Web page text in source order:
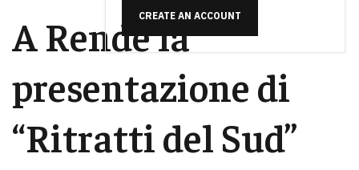
CREATE AN ACCOUNT
A Rende la
presentazione di
“Ritratti del Sud”